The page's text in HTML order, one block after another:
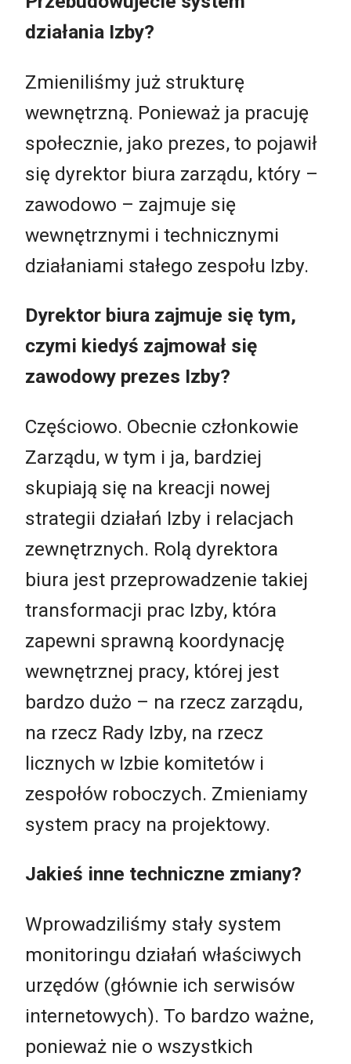
działania Izby?
Zmieniliśmy już strukturę
wewnętrzną. Ponieważ ja pracuję
społecznie, jako prezes, to pojawił
się dyrektor biura zarządu, który –
zawodowo – zajmuje się
wewnętrznymi i technicznymi
działaniami stałego zespołu Izby.
Dyrektor biura zajmuje się tym,
czymi kiedyś zajmował się
zawodowy prezes Izby?
Częściowo. Obecnie członkowie
Zarządu, w tym i ja, bardziej
skupiają się na kreacji nowej
strategii działań Izby i relacjach
zewnętrznych. Rolą dyrektora
biura jest przeprowadzenie takiej
transformacji prac Izby, która
zapewni sprawną koordynację
wewnętrznej pracy, której jest
bardzo dużo – na rzecz zarządu,
na rzecz Rady Izby, na rzecz
licznych w Izbie komitetów i
zespołów roboczych. Zmieniamy
system pracy na projektowy.
Jakieś inne techniczne zmiany?
Wprowadziliśmy stały system
monitoringu działań właściwych
urzędów (głównie ich serwisów
internetowych). To bardzo ważne,
ponieważ nie o wszystkich